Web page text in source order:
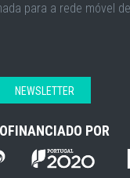
para a rede móvel
NEWSLETTER
POR